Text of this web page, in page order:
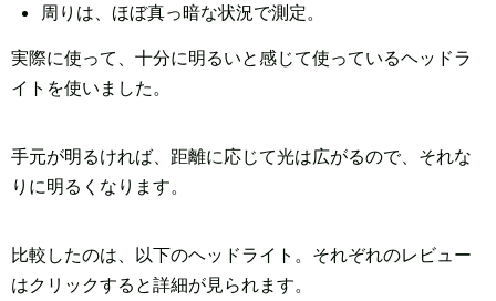
周りは、ほぼ真っ暗な状況で測定。
実際に使って、十分に明るいと感じて使っているヘッドラ
イトを使いました。
手元が明るければ、距離に応じて光は広がるので、それな
りに明るくなります。
比較したのは、以下のヘッドライト。それぞれのレビュー
はクリックすると詳細が見られます。